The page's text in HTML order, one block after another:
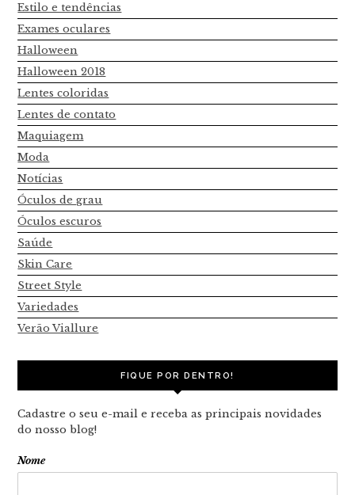
Estilo e tendências
Exames oculares
Halloween
Halloween 2018
Lentes coloridas
Lentes de contato
Maquiagem
Moda
Notícias
Óculos de grau
Óculos escuros
Saúde
Skin Care
Street Style
Variedades
Verão Viallure
FIQUE POR DENTRO!
Cadastre o seu e-mail e receba as principais novidades
do nosso blog!
Nome